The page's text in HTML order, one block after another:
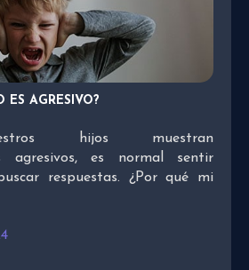
ES AGRESIVO?
hijos muestran
agresivos, es normal sentir
respuestas. ¿Por qué mi